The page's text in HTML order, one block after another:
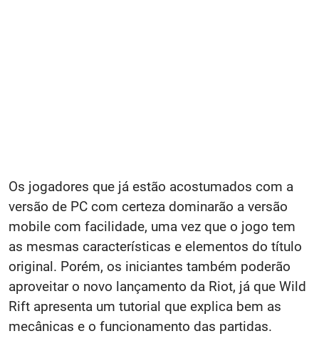
Os jogadores que já estão acostumados com a
versão de PC com certeza dominarão a versão
mobile com facilidade, uma vez que o jogo tem
as mesmas características e elementos do título
original. Porém, os iniciantes também poderão
aproveitar o novo lançamento da Riot, já que Wild
Rift apresenta um tutorial que explica bem as
mecânicas e o funcionamento das partidas.